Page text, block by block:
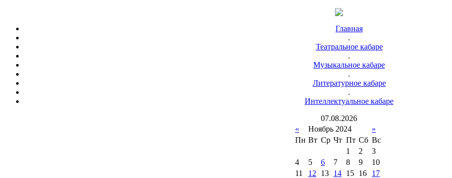
Главная
.
Театральное кабаре
.
Музыкальное кабаре
.
Литературное кабаре
.
Интеллектуальное кабаре
07.08.2026
«
Ноябрь 2024
»
Пн Вт Ср Чт Пт Сб Вс
1
2
3
4
5 6 7 8 9
10
11
12 13 14 15 16
17